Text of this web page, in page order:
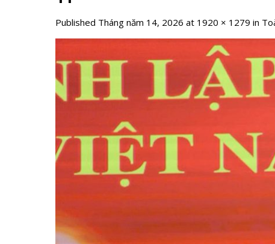
Published Tháng năm 14, 2026 at 1920 × 1279 in